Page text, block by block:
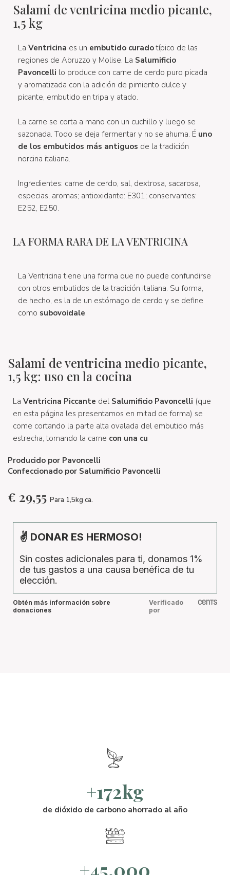
Salami de ventricina medio picante,
1,5 kg
La Ventricina es un embutido curadotípico de las
regiones de Abruzzo y Molise. La Salumificio
Pavoncelli lo produce con carne de cerdo puro picada
y aromatizada con la adición de pimiento dulce y
picante, embutido en tripa y atado.
La carne se corta a mano con un cuchillo y luego se
sazonada. Todo se deja fermentar y no se ahuma. É uno
de los embutidos más antiguos de la tradición
norcina italiana.
Ingredientes: carne de cerdo, sal, dextrosa, sacarosa,
especias, aromas; antioxidante: E301; conservantes:
E252, E250.
LA FORMA RARA DE LA VENTRICINA
La Ventricina tiene una forma que no puede confundirse
con otros embutidos de la tradición italiana. Su forma,
de hecho, es la de un estómago de cerdo y se define
como subovoidale.
Salami de ventricina medio picante,
1,5 kg: uso en la cocina
La Ventricina Piccante del Salumificio Pavoncelli (que
en esta página les presentamos en mitad de forma) se
come cortando la parte alta ovalada del embutido más
estrecha, tomando la carne con una cu
Producido por Pavoncelli
Confeccionado por Salumificio Pavoncelli
€ 29,55 Para 1,5kg ca.
✌ DONAR ES HERMOSO!
Sin costes adicionales para ti, donamos 1%
de tus gastos a una causa benéfica de tu
elección.
Obtén más información sobre
donaciones
Verificado
por
+172kg
de dióxido de carbono ahorrado al año
+45.000